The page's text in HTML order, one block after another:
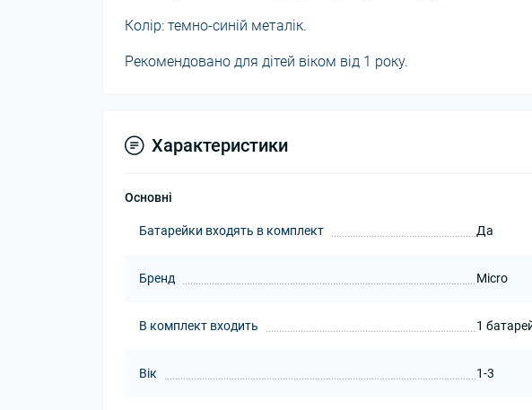
Колір: темно-синій металік.
Рекомендовано для дітей віком від 1 року.
Характеристики
Основні
Батарейки входять в комплект Да
Бренд Micro
В комплект входить 1
Вік 1-3